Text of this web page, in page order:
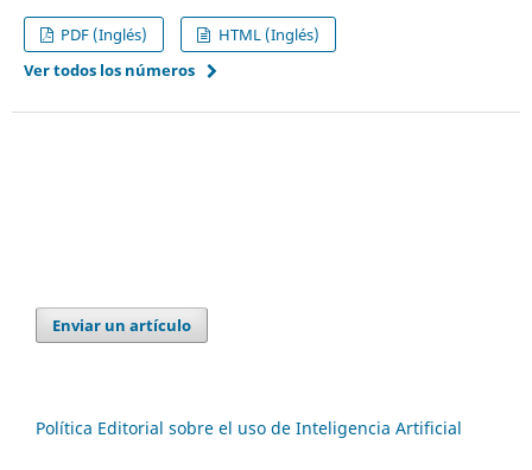
PDF (Inglés)
HTML (Inglés)
Ver todos los números
Enviar un artículo
Política Editorial sobre el uso de Inteligencia Artificial